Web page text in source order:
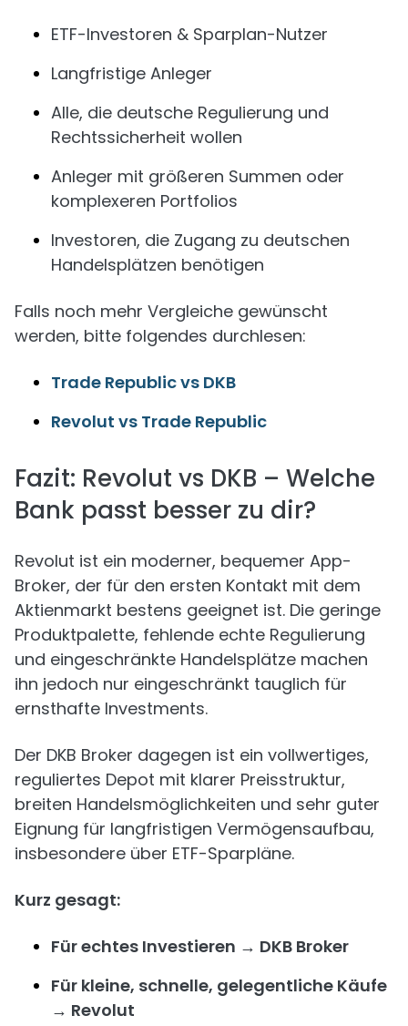
ETF-Investoren & Sparplan-Nutzer
Langfristige Anleger
Alle, die deutsche Regulierung und
Rechtssicherheit wollen
Anleger mit größeren Summen oder
komplexeren Portfolios
Investoren, die Zugang zu deutschen
Handelsplätzen benötigen
Falls noch mehr Vergleiche gewünscht
werden, bitte folgendes durchlesen:
Trade Republic vs DKB
Revolut vs Trade Republic
Fazit: Revolut vs DKB – Welche
Bank passt besser zu dir?
Revolut ist ein moderner, bequemer App-
Broker, der für den ersten Kontakt mit dem
Aktienmarkt bestens geeignet ist. Die geringe
Produktpalette, fehlende echte Regulierung
und eingeschränkte Handelsplätze machen
ihn jedoch nur eingeschränkt tauglich für
ernsthafte Investments.
Der DKB Broker dagegen ist ein vollwertiges,
reguliertes Depot mit klarer Preisstruktur,
breiten Handelsmöglichkeiten und sehr guter
Eignung für langfristigen Vermögensaufbau,
insbesondere über ETF-Sparpläne.
Kurz gesagt:
Für echtes Investieren → DKB Broker
Für kleine, schnelle, gelegentliche Käufe
→ Revolut